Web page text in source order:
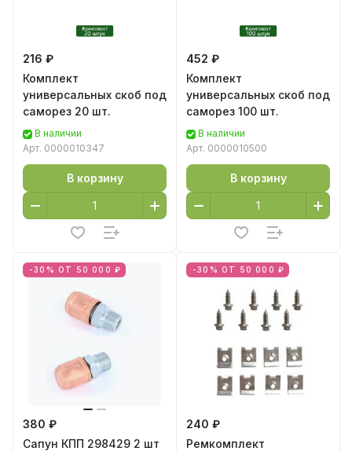
216 ₽
Комплект
универсальных скоб под
саморез 20 шт.
В наличии
Арт. 0000010347
В корзину
452 ₽
Комплект
универсальных скоб под
саморез 100 шт.
В наличии
Арт. 0000010500
В корзину
-30% ОТ 50 000 ₽
380 ₽
Сапун КПП 298429 2 шт
-30% ОТ 50 000 ₽
240 ₽
Ремкомплект